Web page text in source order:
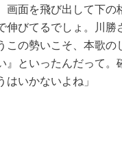
画面を飛び出して下
伸びてるでしょ。川勝
この勢いこそ、本歌の
』といったんだって。
いかないよね」